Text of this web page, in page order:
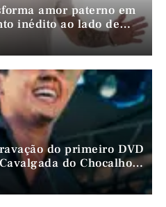
amor paterno em
inédito ao lado de
Farias
do primeiro DVD
do Chocalho